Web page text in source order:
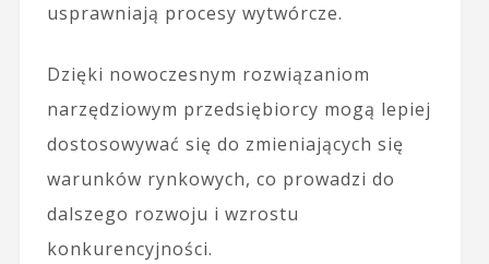
usprawniają procesy wytwórcze.
Dzięki nowoczesnym rozwiązaniom
narzędziowym przedsiębiorcy mogą lepiej
dostosowywać się do zmieniających się
warunków rynkowych, co prowadzi do
dalszego rozwoju i wzrostu
konkurencyjności.